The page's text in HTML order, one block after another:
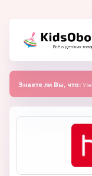
Всё о детских
Знаете ли Вы, что: Уже